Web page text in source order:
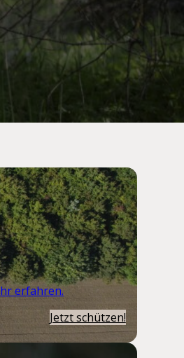
erfahren.
Jetzt schützen!